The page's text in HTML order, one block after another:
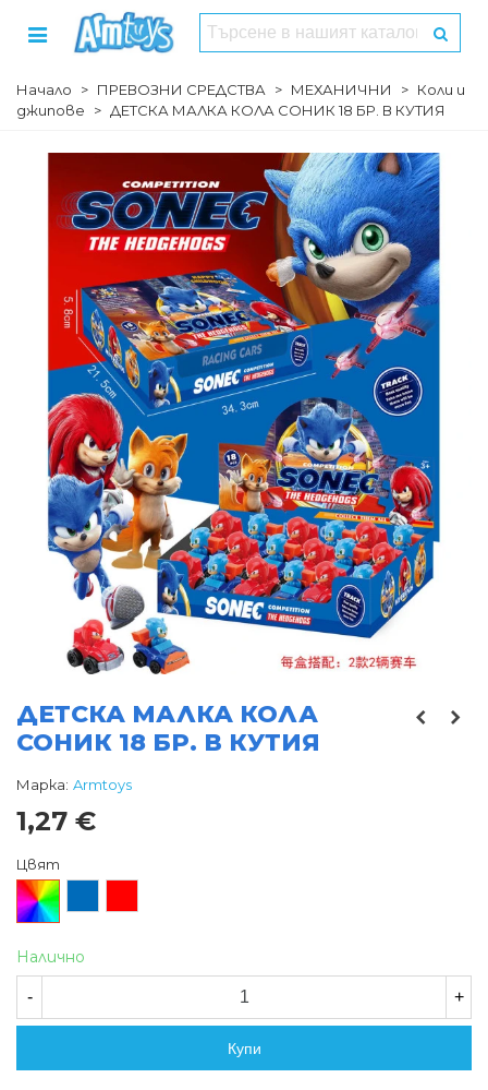
Начало > ПРЕВОЗНИ СРЕДСТВА > МЕХАНИЧНИ > Коли и
джипове
> ДЕТСКА МАЛКА КОЛА СОНИК 18 БР. В КУТИЯ
ДЕТСКА МАЛКА КОЛА
СОНИК 18 БР. В КУТИЯ
Марка: Armtoys
1,27 €
Цвят
Произволен/
микс
Налично
- +
Купи